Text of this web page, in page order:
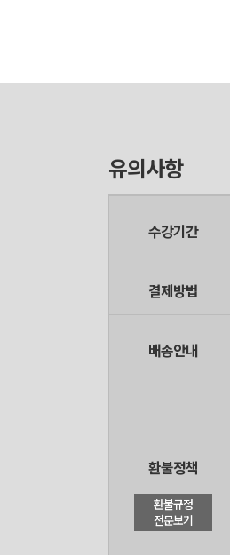
유의사항
수강기간
결제방법
배송안내
환불정책
환불규정
전문보기